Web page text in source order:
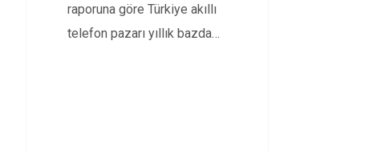
raporuna göre Türkiye akıllı
telefon pazarı yıllık bazda